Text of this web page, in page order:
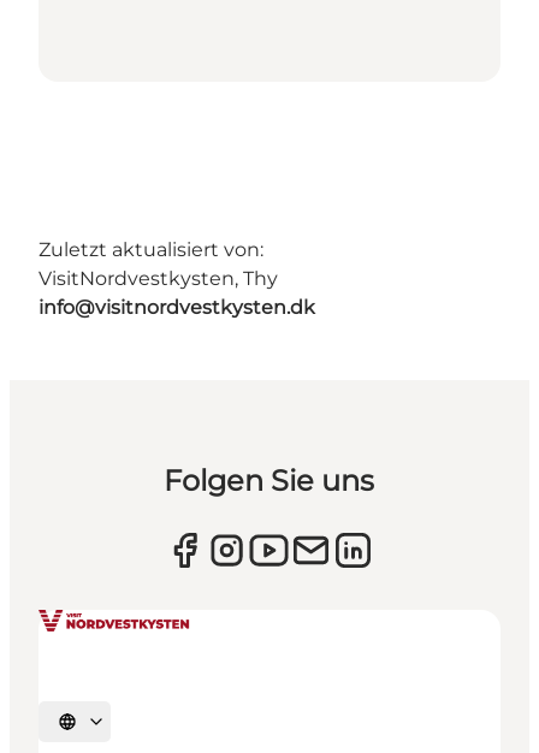
Zuletzt aktualisiert von:
VisitNordvestkysten, Thy
info@visitnordvestkysten.dk
Folgen Sie uns
Sprache auswählen